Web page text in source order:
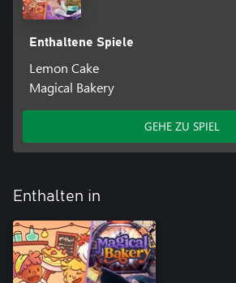
Enthaltene Spiele
Lemon Cake
Magical Bakery
GEHE ZU SPIEL
Enthalten in